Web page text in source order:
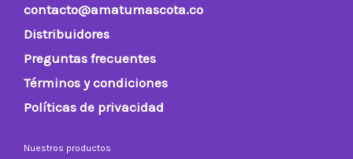
contacto@amatumascota.co
Distribuidores
Preguntas frecuentes
Términos y condiciones
Políticas de privacidad
Nuestros productos